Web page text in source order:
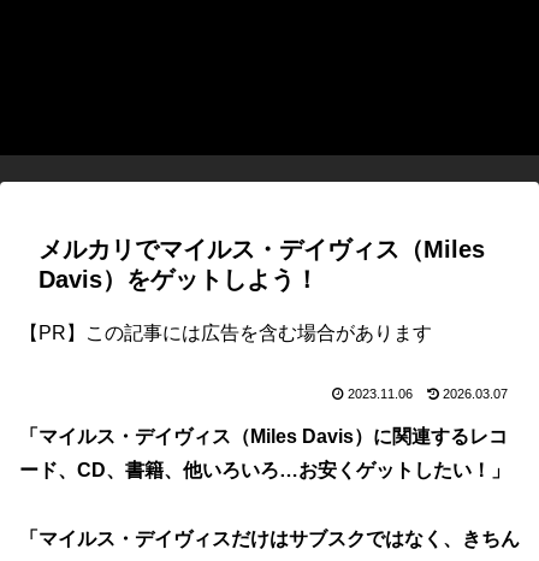
メルカリでマイルス・デイヴィス（Miles
Davis）をゲットしよう！
【PR】この記事には広告を含む場合があります
2023.11.06 2026.03.07
「マイルス・デイヴィス（Miles Davis）に関連するレコ
ード、CD、書籍、他いろいろ…お安くゲットしたい！」
「マイルス・デイヴィスだけはサブスクではなく、きちん